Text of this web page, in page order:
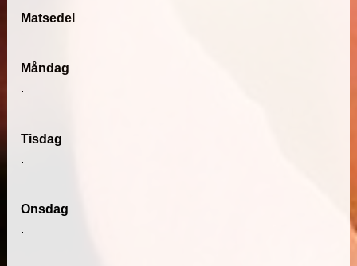
Matsedel
Måndag
.
Tisdag
.
Onsdag
.